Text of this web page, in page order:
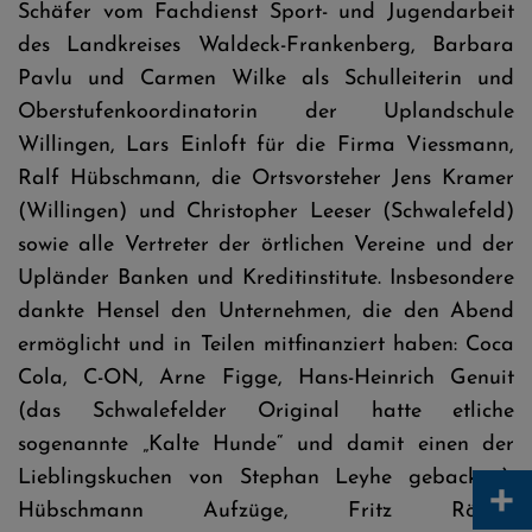
Schäfer vom Fachdienst Sport- und Jugendarbeit
des Landkreises Waldeck-Frankenberg, Barbara
Pavlu und Carmen Wilke als Schulleiterin und
Oberstufenkoordinatorin der Uplandschule
Willingen, Lars Einloft für die Firma Viessmann,
Ralf Hübschmann, die Ortsvorsteher Jens Kramer
(Willingen) und Christopher Leeser (Schwalefeld)
sowie alle Vertreter der örtlichen Vereine und der
Upländer Banken und Kreditinstitute. Insbesondere
dankte Hensel den Unternehmen, die den Abend
ermöglicht und in Teilen mitfinanziert haben: Coca
Cola, C-ON, Arne Figge, Hans-Heinrich Genuit
(das Schwalefelder Original hatte etliche
sogenannte „Kalte Hunde“ und damit einen der
Lieblingskuchen von Stephan Leyhe gebacken),
Hübschmann Aufzüge, Fritz Römer
+